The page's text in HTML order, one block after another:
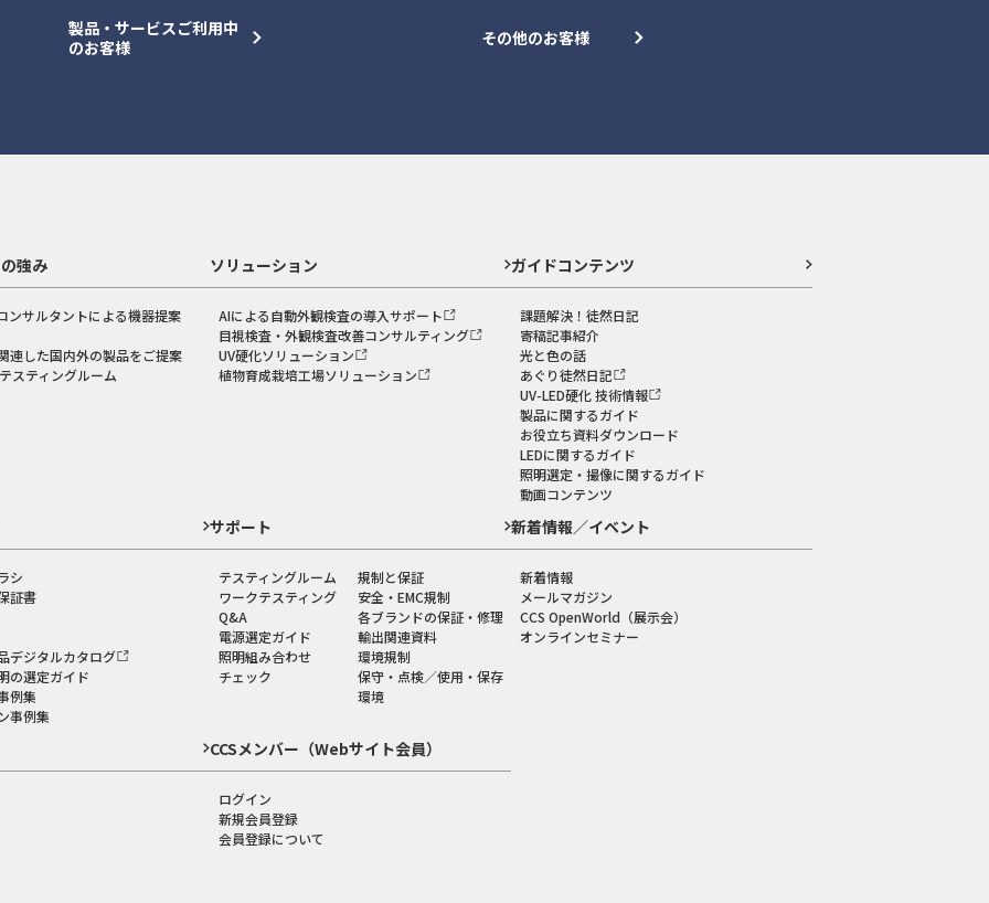
製品・サービスご利用中
のお客様
その他のお客様
強み
ンサルタントによる機器提案
連した国内外の製品をご提案
スティングルーム
ソリューション
AIによる自動外観検査の導入サポート
目視検査・外観検査改善コンサルティング
UV硬化ソリューション
植物育成栽培工場ソリューション
ガイドコンテンツ
課題解決！徒然日記
寄稿記事紹介
光と色の話
あぐり徒然日記
UV-LED硬化 技術情報
製品に関するガイド
お役立ち資料ダウンロード
LEDに関するガイド
照明選定・撮像に関するガイド
動画コンテンツ
シ
証書
デジタルカタログ
の選定ガイド
例集
事例集
サポート
テスティングルーム
ワークテスティング
Q&A
電源選定ガイド
照明組み合わせ
チェック
規制と保証
安全・EMC規制
各ブランドの保証・修理
輸出関連資料
環境規制
保守・点検／使用・保存
環境
新着情報／イベント
新着情報
メールマガジン
CCS OpenWorld（展示会）
オンラインセミナー
CCSメンバー（Webサイト会員）
ログイン
新規会員登録
会員登録について